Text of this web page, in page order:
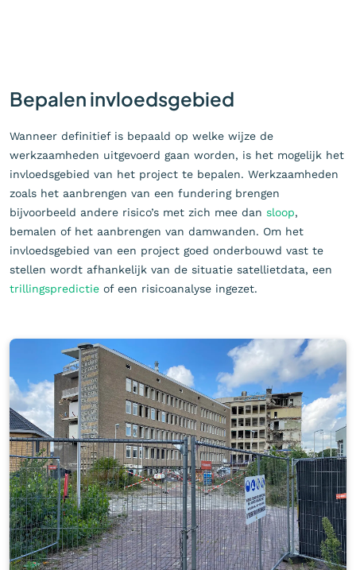
Bepalen invloedsgebied
Wanneer definitief is bepaald op welke wijze de
werkzaamheden uitgevoerd gaan worden, is het mogelijk het
invloedsgebied van het project te bepalen. Werkzaamheden
zoals het aanbrengen van een fundering brengen
bijvoorbeeld andere risico’s met zich mee dan sloop,
bemalen of het aanbrengen van damwanden. Om het
invloedsgebied van een project goed onderbouwd vast te
stellen wordt afhankelijk van de situatie satellietdata, een
trillingspredictie of een risicoanalyse ingezet.